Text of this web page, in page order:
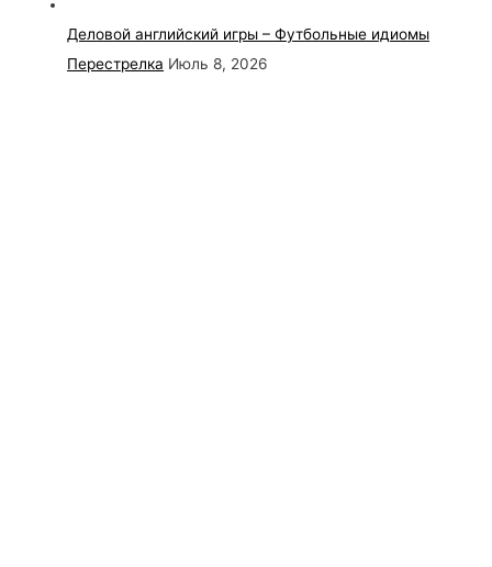
Деловой английский игры – Футбольные идиомы
Перестрелка Июль 8, 2026